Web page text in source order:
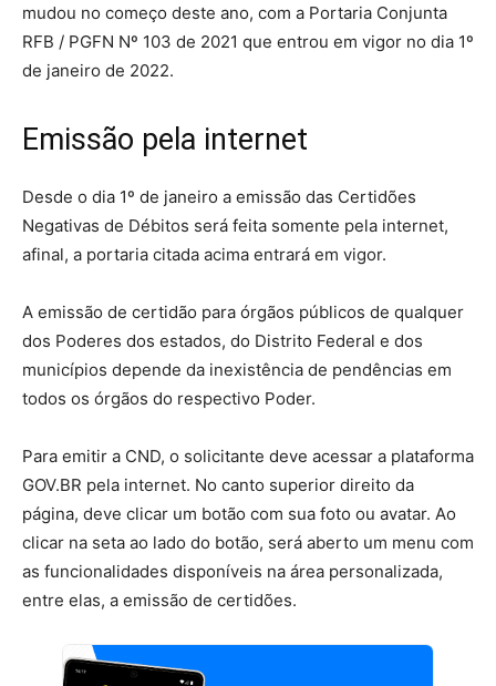
mudou no começo deste ano, com a Portaria Conjunta
RFB / PGFN Nº 103 de 2021 que entrou em vigor no dia 1º
de janeiro de 2022.
Emissão pela internet
Desde o dia 1º de janeiro a emissão das Certidões
Negativas de Débitos será feita somente pela internet,
afinal, a portaria citada acima entrará em vigor.
A emissão de certidão para órgãos públicos de qualquer
dos Poderes dos estados, do Distrito Federal e dos
municípios depende da inexistência de pendências em
todos os órgãos do respectivo Poder.
Para emitir a CND, o solicitante deve acessar a plataforma
GOV.BR pela internet. No canto superior direito da
página, deve clicar um botão com sua foto ou avatar. Ao
clicar na seta ao lado do botão, será aberto um menu com
as funcionalidades disponíveis na área personalizada,
entre elas, a emissão de certidões.